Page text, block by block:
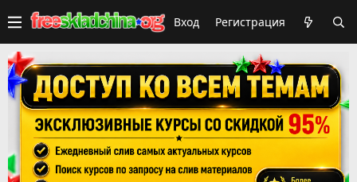
Вход Регистрация